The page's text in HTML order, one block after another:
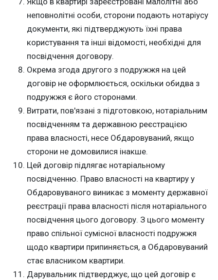
неповнолітні особи, сторони подають нотаріусу
документи, які підтверджують їхні права
користування та інші відомості, необхідні для
посвідчення договору.
Окрема згода другого з подружжя на цей
договір не оформлюється, оскільки обидва з
подружжя є його сторонами.
Витрати, пов'язані з підготовкою, нотаріальним
посвідченням та державною реєстрацією
права власності, несе Обдаровуваний, якщо
сторони не домовилися інакше.
Цей договір підлягає нотаріальному
посвідченню. Право власності на квартиру у
Обдаровуваного виникає з моменту державної
реєстрації права власності після нотаріального
посвідчення цього договору. З цього моменту
право спільної сумісної власності подружжя
щодо квартири припиняється, а Обдаровуваний
стає власником квартири.
Дарувальник підтверджує, що цей договір є